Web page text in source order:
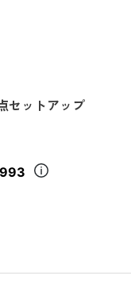
セットアップ